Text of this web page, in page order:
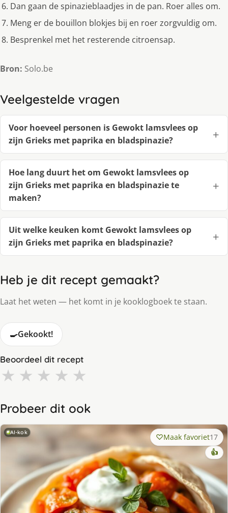
Dan gaan de spinazieblaadjes in de pan. Roer alles om.
Meng er de bouillon blokjes bij en roer zorgvuldig om.
Besprenkel met het resterende citroensap.
Bron: Solo.be
Veelgestelde vragen
Voor hoeveel personen is Gewokt lamsvlees op
zijn Grieks met paprika en bladspinazie?
Hoe lang duurt het om Gewokt lamsvlees op
zijn Grieks met paprika en bladspinazie te
maken?
Uit welke keuken komt Gewokt lamsvlees op
zijn Grieks met paprika en bladspinazie?
Heb je dit recept gemaakt?
Laat het weten — het komt in je kooklogboek te staan.
🍳Gekookt!
Beoordeel dit recept
★ ★ ★ ★ ★
Probeer dit ook
AI-kok Maak favoriet17
👍